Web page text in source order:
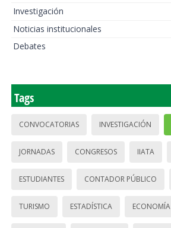
Investigación
Noticias institucionales
Debates
Tags
CONVOCATORIAS INVESTIGACIÓN
JORNADAS CONGRESOS IIATA
ESTUDIANTES CONTADOR PÚBLICO
TURISMO ESTADÍSTICA ECONOMÍA